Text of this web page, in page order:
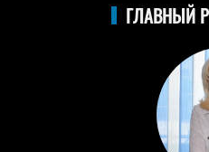
ГЛАВНЫЙ